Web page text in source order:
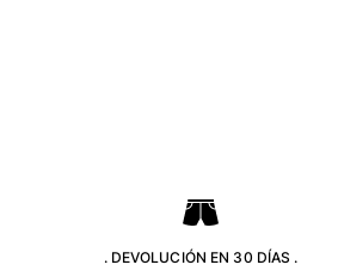
. DEVOLUCIÓN EN 30 DÍAS .